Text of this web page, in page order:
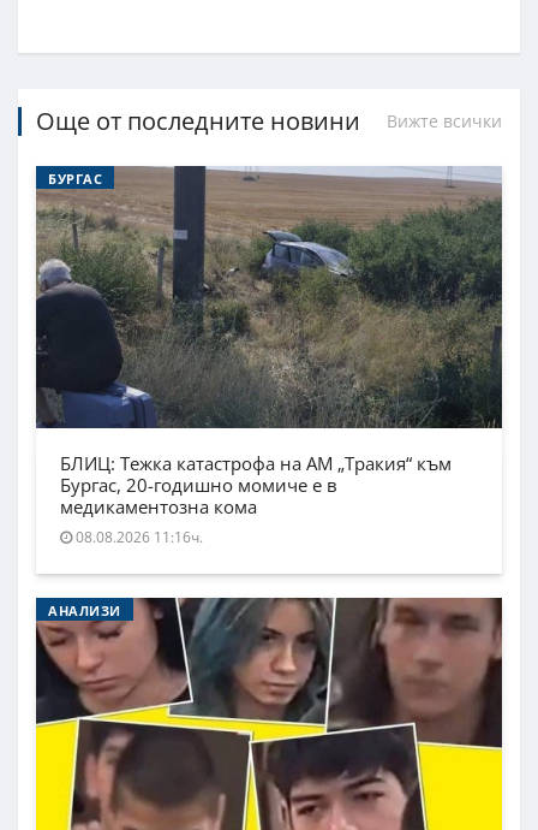
Още от последните новини Вижте всички
БУРГАС
БЛИЦ: Тежка катастрофа на АМ „Тракия“ към
Бургас, 20-годишно момиче е в
медикаментозна кома
08.08.2026 11:16ч.
АНАЛИЗИ